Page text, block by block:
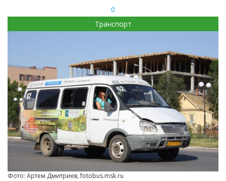
0
Транспорт
Фото: Артем Дмитриев, fotobus.msk.ru